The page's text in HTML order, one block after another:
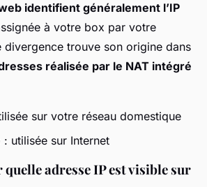
identifient généralement l’IP
à votre box par votre
divergence trouve son origine dans
réalisée par le NAT intégré
sur votre réseau domestique
: utilisée sur Internet
adresse IP est visible sur